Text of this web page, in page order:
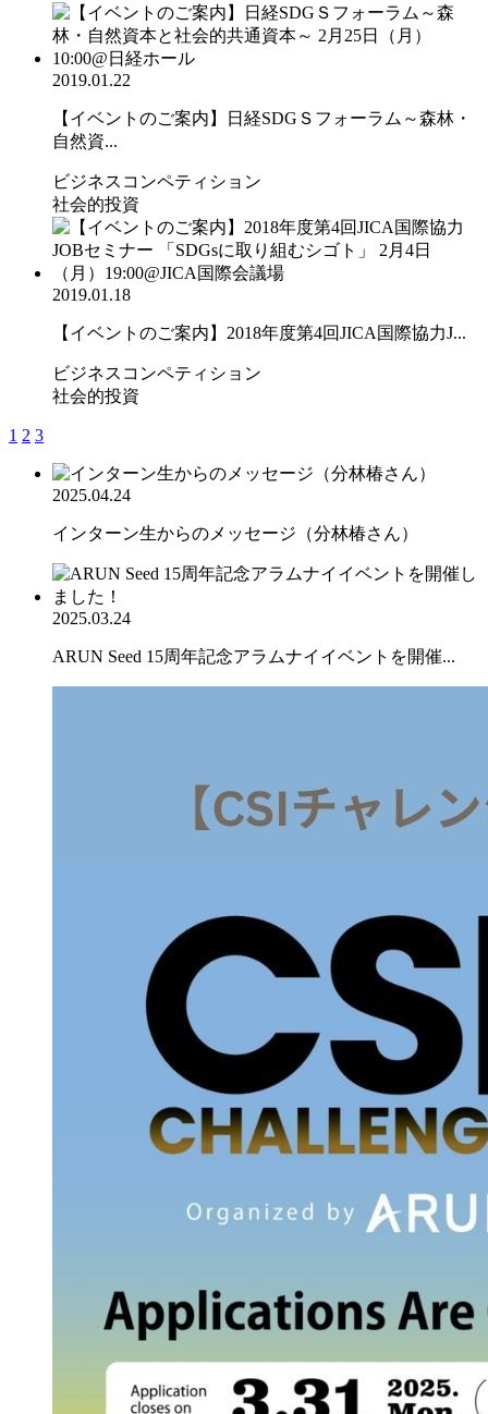
2019.01.22
【イベントのご案内】日経SDGＳフォーラム～森林・
自然資...
ビジネスコンペティション
社会的投資
2019.01.18
【イベントのご案内】2018年度第4回JICA国際協力J...
ビジネスコンペティション
社会的投資
1 2 3
2025.04.24
インターン生からのメッセージ（分林椿さん）
2025.03.24
ARUN Seed 15周年記念アラムナイイベントを開催...